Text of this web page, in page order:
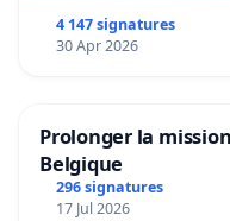
4 147 signatures
30 Apr 2026
Prolonger la
Belgique
296 signatures
17 Jul 2026